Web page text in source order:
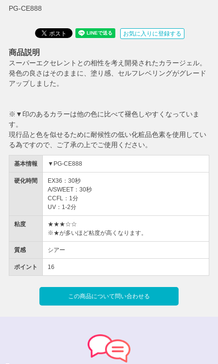
PG-CE888
基本情報 ▼PG-CE888
硬化時間
EX36：30秒
A/SWEET：30秒
CCFL：1分
UV：1-2分
粘度
★★★☆☆
※★が多いほど粘度が高くなります。
質感 シアー
ポイント 16
お気に入りに登録する
この商品について問い合わせる
商品説明
スーパーエクセレントとの相性を考え開発されたカラージェル。
発色の良さはそのままに、塗り感、セルフレベリングがグレード
アップしました。
※▼印のあるカラーは他の色に比べて褪色しやすくなっていま
す。
現行品と色を似せるために耐候性の低い化粧品色素を使用してい
る為ですので、ご了承の上でご使用ください。